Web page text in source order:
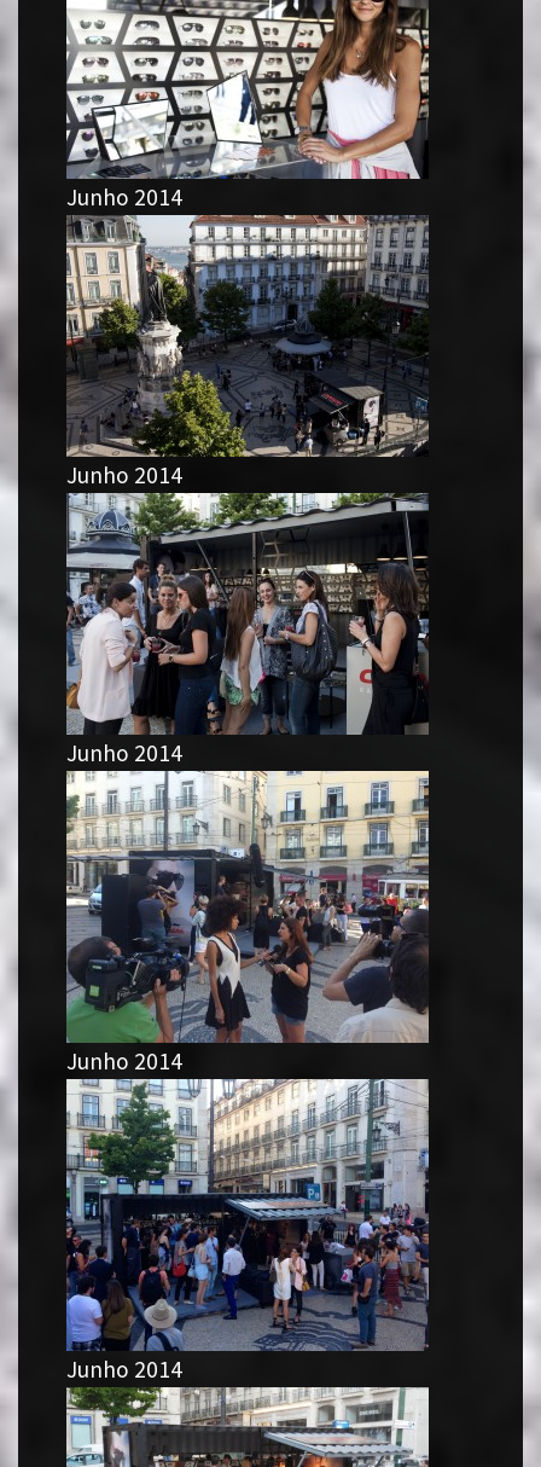
Junho 2014
Junho 2014
Junho 2014
Junho 2014
Junho 2014